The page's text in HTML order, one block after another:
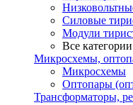
Силовые
Модули
Все
Микросхемы,
Микросхемы
Оптопары
Трансформаторы,